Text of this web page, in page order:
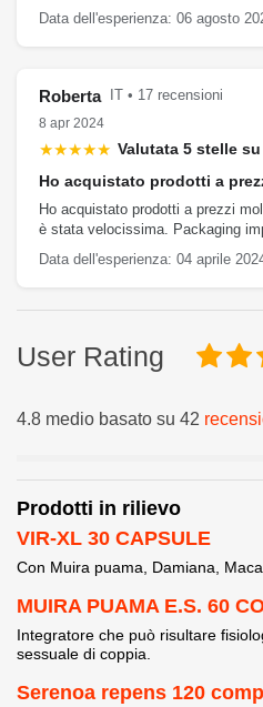
Data dell'esperienza: 06 agosto
Roberta
IT • 17 recensioni
8 apr 2024
★★★★★ Valutata 5 stelle su
Ho acquistato prodotti a
Ho acquistato prodotti a prezzi
è stata velocissima. Packaging
Data dell'esperienza: 04 aprile
User Rating
4.8 medio basato su 42
Prodotti in rilievo
VIR-XL 30 CAPSULE
Con Muira puama, Damiana,
MUIRA PUAMA E.S. 60
Integratore che può risultare
sessuale di coppia.
Serenoa repens 120